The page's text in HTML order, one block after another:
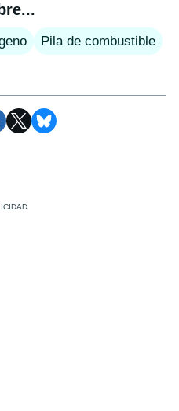
Pila de combustible